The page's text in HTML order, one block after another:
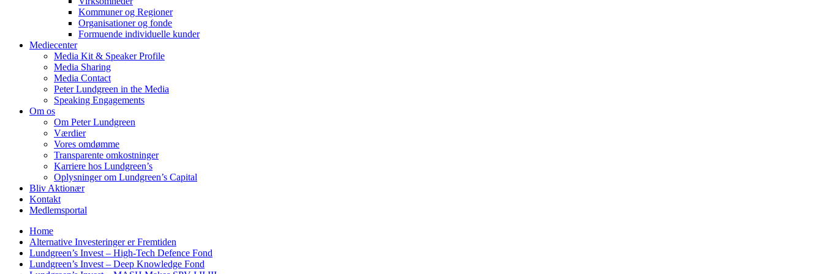
Kommuner og Regioner
Organisationer og fonde
Formuende individuelle kunder
Mediecenter
Media Kit & Speaker Profile
Media Sharing
Media Contact
Peter Lundgreen in the Media
Speaking Engagements
Om os
Om Peter Lundgreen
Værdier
Vores omdømme
Transparente omkostninger
Karriere hos Lundgreen’s
Oplysninger om Lundgreen’s Capital
Bliv Aktionær
Kontakt
Medlemsportal
Home
Alternative Investeringer er Fremtiden
Lundgreen’s Invest – High-Tech Defence Fond
Lundgreen’s Invest – Deep Knowledge Fond